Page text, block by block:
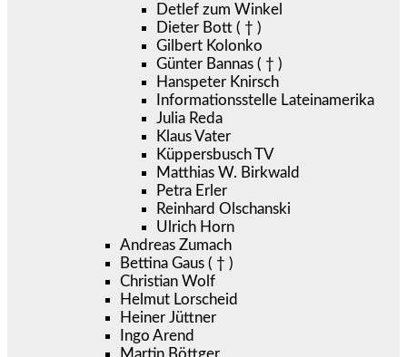
Detlef zum Winkel
Dieter Bott ( † )
Gilbert Kolonko
Günter Bannas ( † )
Hanspeter Knirsch
Informationsstelle Lateinamerika
Julia Reda
Klaus Vater
Küppersbusch TV
Matthias W. Birkwald
Petra Erler
Reinhard Olschanski
Ulrich Horn
Andreas Zumach
Bettina Gaus ( † )
Christian Wolf
Helmut Lorscheid
Heiner Jüttner
Ingo Arend
Martin Böttger